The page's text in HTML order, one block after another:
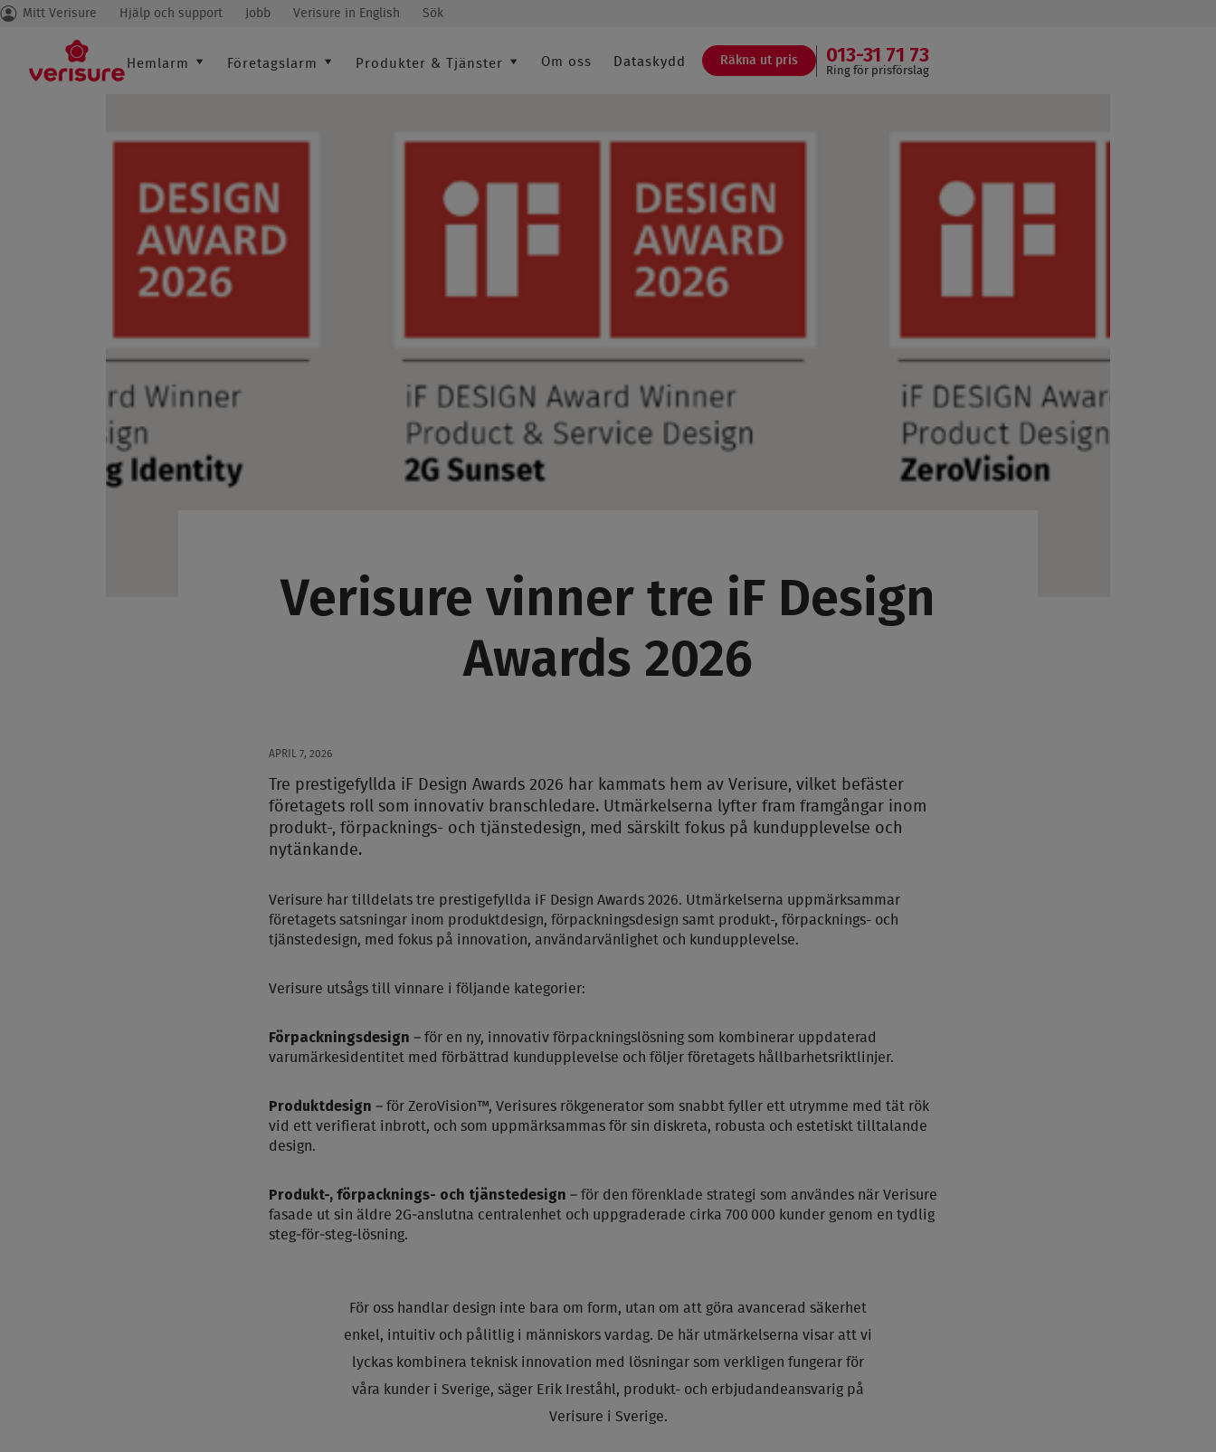
Secondary
Mitt Verisure Hjälp och support Jobb Verisure in English Sök
navigation
Hemlarm Företagslarm Produkter & Tjänster Om oss Dataskydd Räkna ut pris 013-31 71 73
Ring för prisförslag
Verisure vinner tre iF Design
Awards 2026
APRIL 7, 2026
Tre prestigefyllda iF Design Awards 2026 har kammats hem av Verisure, vilket befäster
företagets roll som innovativ branschledare. Utmärkelserna lyfter fram framgångar inom
produkt-, förpacknings- och tjänstedesign, med särskilt fokus på kundupplevelse och
nytänkande.
Verisure har tilldelats tre prestigefyllda iF Design Awards 2026. Utmärkelserna uppmärksammar
företagets satsningar inom produktdesign, förpackningsdesign samt produkt-, förpacknings- och
tjänstedesign, med fokus på innovation, användarvänlighet och kundupplevelse.
Verisure utsågs till vinnare i följande kategorier:
Förpackningsdesign – för en ny, innovativ förpackningslösning som kombinerar uppdaterad
varumärkesidentitet med förbättrad kundupplevelse och följer företagets hållbarhetsriktlinjer.
Produktdesign – för ZeroVision™, Verisures rökgenerator som snabbt fyller ett utrymme med tät rök
vid ett verifierat inbrott, och som uppmärksammas för sin diskreta, robusta och estetiskt tilltalande
design.
Produkt-, förpacknings- och tjänstedesign – för den förenklade strategi som användes när Verisure
fasade ut sin äldre 2G‑anslutna centralenhet och uppgraderade cirka 700 000 kunder genom en tydlig
steg‑för‑steg‑ lösning.
För oss handlar design inte bara om form, utan om att göra avancerad säkerhet
enkel, intuitiv och pålitlig i människors vardag. De här utmärkelserna visar att vi
lyckas kombinera teknisk innovation med lösningar som verkligen fungerar för
våra kunder i Sverige, säger Erik Ireståhl, produkt- och erbjudandeansvarig på
Verisure i Sverige.